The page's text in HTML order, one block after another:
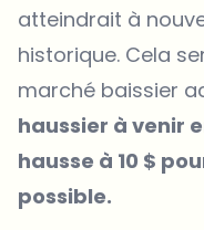
atteindrait à
historique. Cela
marché baissier
haussier à venir
hausse à 10 $
possible.